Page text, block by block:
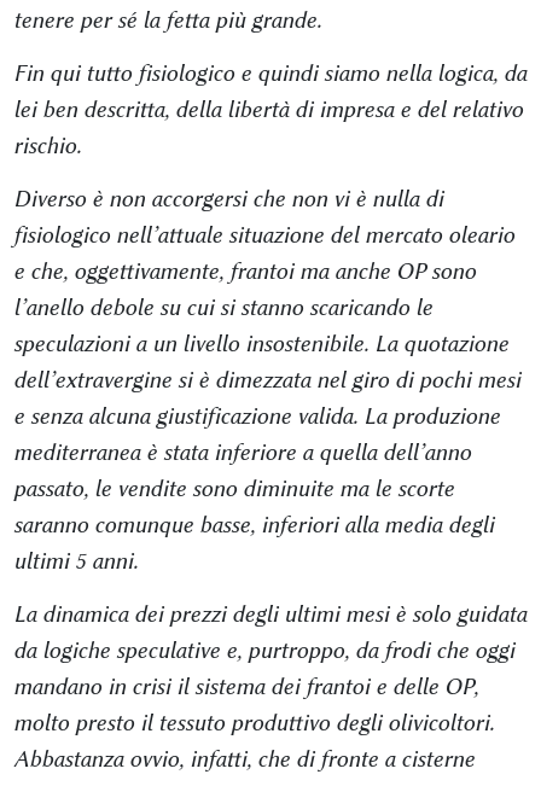
tenere per sé la fetta più grande.
Fin qui tutto fisiologico e quindi siamo nella logica, da
lei ben descritta, della libertà di impresa e del relativo
rischio.
Diverso è non accorgersi che non vi è nulla di
fisiologico nell’attuale situazione del mercato oleario
e che, oggettivamente, frantoi ma anche OP sono
l’anello debole su cui si stanno scaricando le
speculazioni a un livello insostenibile. La quotazione
dell’extravergine si è dimezzata nel giro di pochi mesi
e senza alcuna giustificazione valida. La produzione
mediterranea è stata inferiore a quella dell’anno
passato, le vendite sono diminuite ma le scorte
saranno comunque basse, inferiori alla media degli
ultimi 5 anni.
La dinamica dei prezzi degli ultimi mesi è solo guidata
da logiche speculative e, purtroppo, da frodi che oggi
mandano in crisi il sistema dei frantoi e delle OP,
molto presto il tessuto produttivo degli olivicoltori.
Abbastanza ovvio, infatti, che di fronte a cisterne